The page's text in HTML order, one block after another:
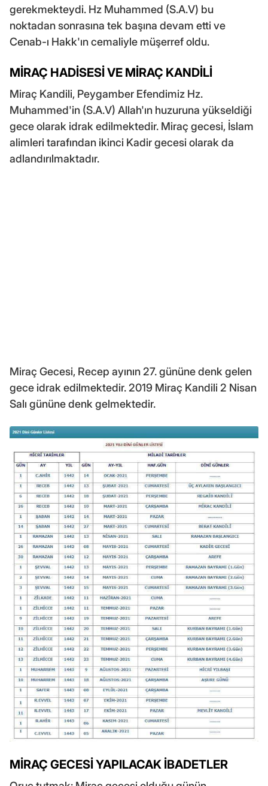
gerekmekteydi. Hz Muhammed (S.A.V) bu
noktadan sonrasına tek başına devam etti ve
Cenab-ı Hakk'ın cemaliyle müşerref oldu.
MİRAÇ HADİSESİ VE MİRAÇ KANDİLİ
Miraç Kandili, Peygamber Efendimiz Hz.
Muhammed'in (S.A.V) Allah'ın huzuruna yükseldiği
gece olarak idrak edilmektedir. Miraç gecesi, İslam
alimleri tarafından ikinci Kadir gecesi olarak da
adlandırılmaktadır.
Miraç Gecesi, Recep ayının 27. gününe denk gelen
gece idrak edilmektedir. 2019 Miraç Kandili 2 Nisan
Salı gününe denk gelmektedir.
MİRAÇ GECESİ YAPILACAK İBADETLER